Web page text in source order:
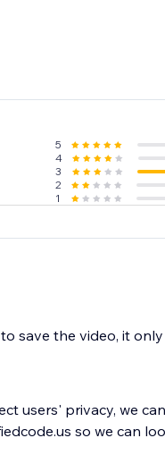
5
4
3
2
1
save the video, it
users' privacy, we
so we can